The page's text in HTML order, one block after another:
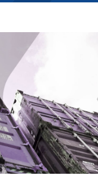
القيم الجوهرية
الأسطول
الاستدامة
الخدمات البحرية واللوجستية
دعم المنصات البحرية
الغاز والبتروكيماويات
كابيتال
أسهم ملاحة
معلومات مالية
معلومات المساهمين
العمومية
الأخبار والإعلام
مدونة